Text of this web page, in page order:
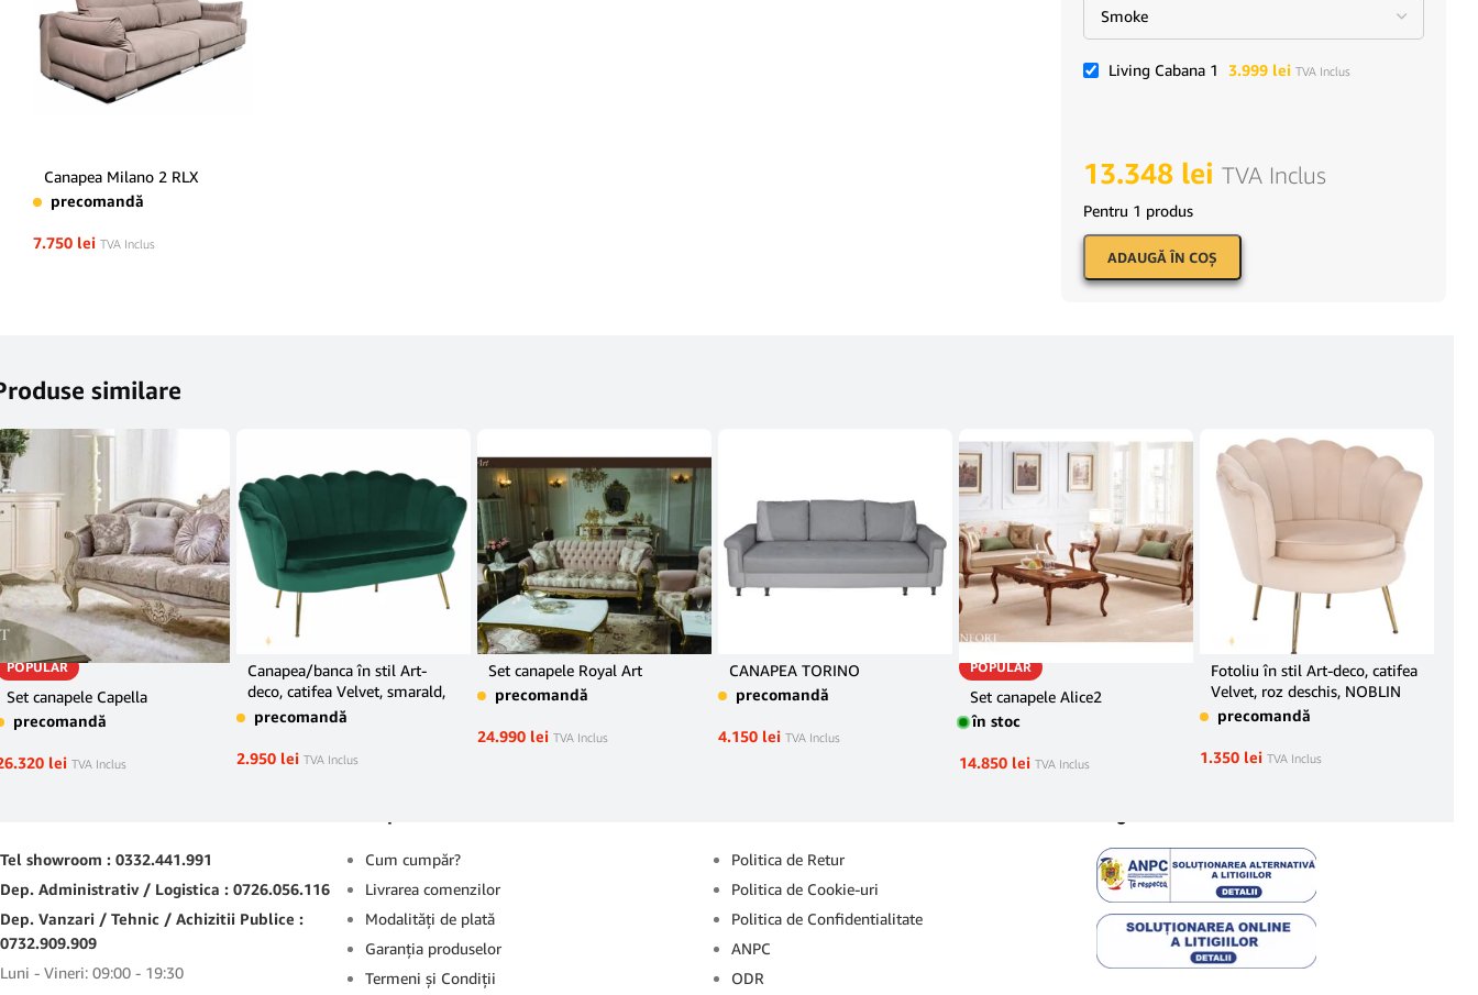
Canapea Milano 2 RLX
precomandă
7.750 lei TVA Inclus
Living Cabana 1 3.999 lei TVA Inclus
13.348 lei TVA Inclus
Pentru 1 produs
ADAUGĂ ÎN COŞ
similare
POPULAR
Set canapele Capella
precomandă
lei TVA Inclus
Canapea/banca în stil Art-
deco, catifea Velvet, smarald,
NOBLIN
precomandă
2.950 lei TVA Inclus
Set canapele Royal Art
precomandă
24.990 lei TVA Inclus
CANAPEA TORINO
precomandă
4.150 lei TVA Inclus
POPULAR
Set canapele Alice2
în stoc
14.850 lei TVA Inclus
Fotoliu în stil Art-deco, catifea
Velvet, roz deschis, NOBLIN
precomandă
1.350 lei TVA Inclus
Tel showroom : 0332.441.991
Dep. Administrativ / Logistica : 0726.056.116
Dep. Vanzari / Tehnic / Achizitii Publice :
0732.909.909
Luni - Vineri: 09:00 - 19:30
Cum cumpăr?
Livrarea comenzilor
Modalităţi de plată
Garanţia produselor
Termeni şi Condiţii
Politica de Retur
Politica de Cookie-uri
Politica de Confidentialitate
ANPC
ODR